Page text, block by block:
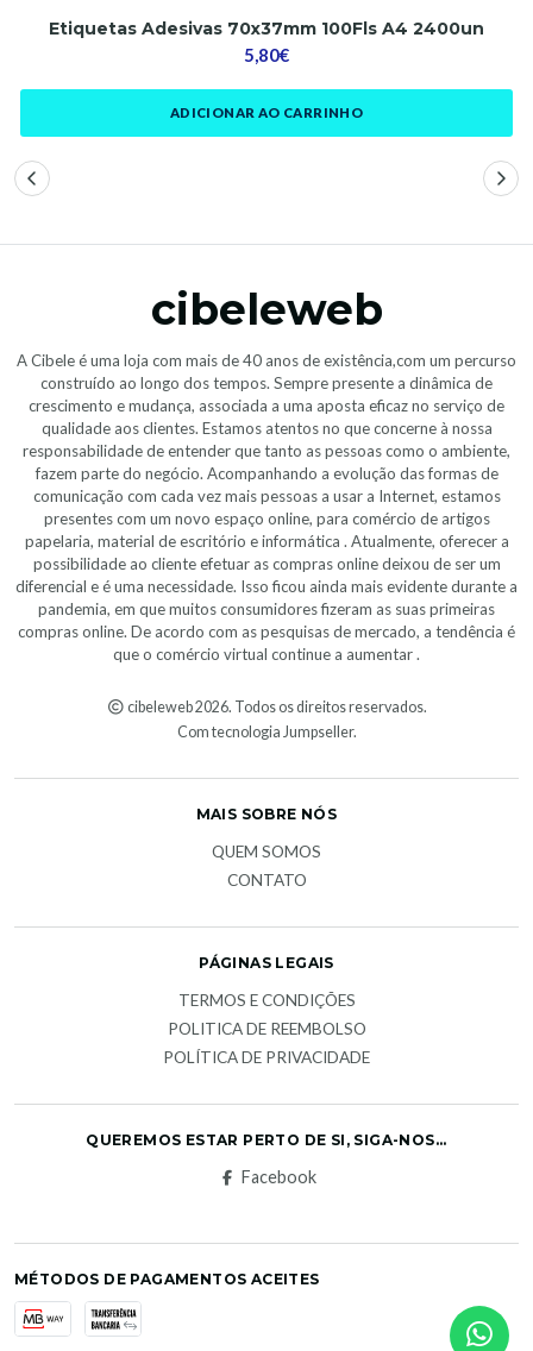
Etiquetas Adesivas 70x37mm 100Fls A4 2400un
5,80€
ADICIONAR AO CARRINHO
cibeleweb
A Cibele é uma loja com mais de 40 anos de existência,com um percurso
construído ao longo dos tempos. Sempre presente a dinâmica de
crescimento e mudança, associada a uma aposta eficaz no serviço de
qualidade aos clientes. Estamos atentos no que concerne à nossa
responsabilidade de entender que tanto as pessoas como o ambiente,
fazem parte do negócio. Acompanhando a evolução das formas de
comunicação com cada vez mais pessoas a usar a Internet, estamos
presentes com um novo espaço online, para comércio de artigos
papelaria, material de escritório e informática . Atualmente, oferecer a
possibilidade ao cliente efetuar as compras online deixou de ser um
diferencial e é uma necessidade. Isso ficou ainda mais evidente durante a
pandemia, em que muitos consumidores fizeram as suas primeiras
compras online. De acordo com as pesquisas de mercado, a tendência é
que o comércio virtual continue a aumentar .
cibeleweb 2026. Todos os direitos reservados.
Com tecnologia Jumpseller.
MAIS SOBRE NÓS
QUEM SOMOS
CONTATO
PÁGINAS LEGAIS
TERMOS E CONDIÇÕES
POLITICA DE REEMBOLSO
POLÍTICA DE PRIVACIDADE
QUEREMOS ESTAR PERTO DE SI, SIGA-NOS...
Facebook
MÉTODOS DE PAGAMENTOS ACEITES